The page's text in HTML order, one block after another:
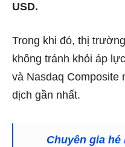
USD.
Trong khi đó, thị
không tránh khỏi áp
và Nasdaq Composite
dịch gần nhất.
Chuyên gia